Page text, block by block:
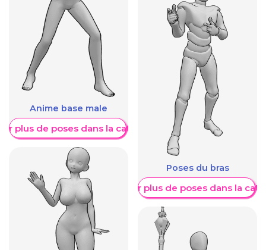
Anime base male
plus de poses dans la catégorie
Poses du bras
Afficher plus de poses dans la